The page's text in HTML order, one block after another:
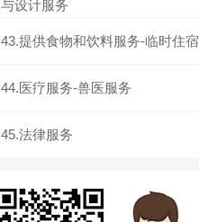
与设计服务
43.提供食物和饮料服务-临时住宿
44.医疗服务-兽医服务
45.法律服务